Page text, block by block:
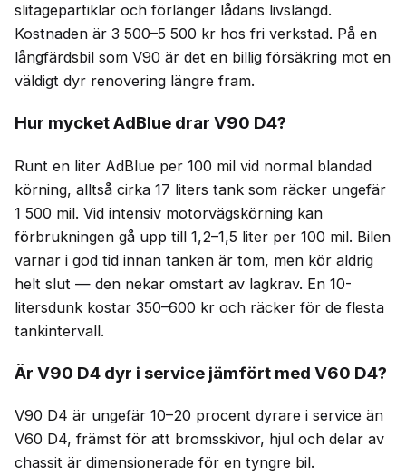
slitagepartiklar och förlänger lådans livslängd.
Kostnaden är 3 500–5 500 kr hos fri verkstad. På en
långfärdsbil som V90 är det en billig försäkring mot en
väldigt dyr renovering längre fram.
Hur mycket AdBlue drar V90 D4?
Runt en liter AdBlue per 100 mil vid normal blandad
körning, alltså cirka 17 liters tank som räcker ungefär
1 500 mil. Vid intensiv motorvägskörning kan
förbrukningen gå upp till 1,2–1,5 liter per 100 mil. Bilen
varnar i god tid innan tanken är tom, men kör aldrig
helt slut — den nekar omstart av lagkrav. En 10-
litersdunk kostar 350–600 kr och räcker för de flesta
tankintervall.
Är V90 D4 dyr i service jämfört med V60 D4?
V90 D4 är ungefär 10–20 procent dyrare i service än
V60 D4, främst för att bromsskivor, hjul och delar av
chassit är dimensionerade för en tyngre bil.